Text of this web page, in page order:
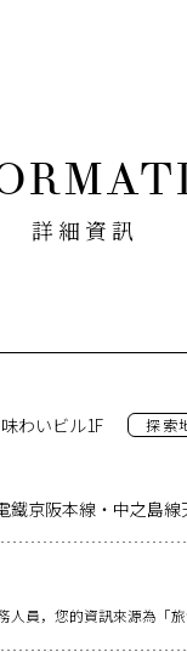
詳細資訊
わいビル1F
探索
鐵京阪本線・中之島
人員，您的資訊來源為「